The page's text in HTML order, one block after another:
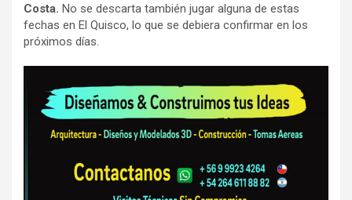
Costa. No se descarta también jugar alguna de estas
fechas en El Quisco, lo que se debiera confirmar en los
próximos días.